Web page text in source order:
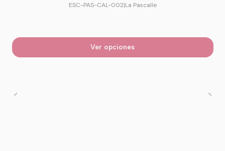
ESC-PAS-CAL-002|La Pascalle
Ver opciones